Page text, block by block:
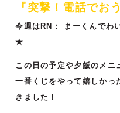
『突撃！電話でお
今週はRN： まーくんでわ
★
この日の予定や夕飯のメニ
一番くじをやって嬉しかっ
きました！